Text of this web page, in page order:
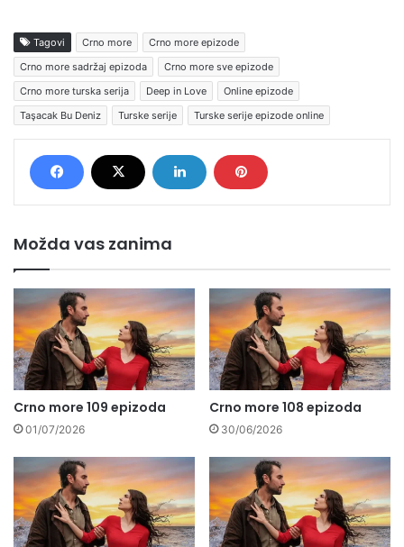
Tagovi Crno more
Crno more epizode
Crno more sadržaj epizoda
Crno more sve epizode
Crno more turska serija
Deep in Love
Online epizode
Taşacak Bu Deniz
Turske serije Turske serije epizode online
Možda vas zanima
Crno more 109 epizoda
01/07/2026
Crno more 108 epizoda
30/06/2026